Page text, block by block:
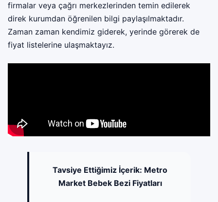
firmalar veya çağrı merkezlerinden temin edilerek
direk kurumdan öğrenilen bilgi paylaşılmaktadır.
Zaman zaman kendimiz giderek, yerinde görerek de
fiyat listelerine ulaşmaktayız.
Tavsiye Ettiğimiz İçerik: Metro
Market Bebek Bezi Fiyatları